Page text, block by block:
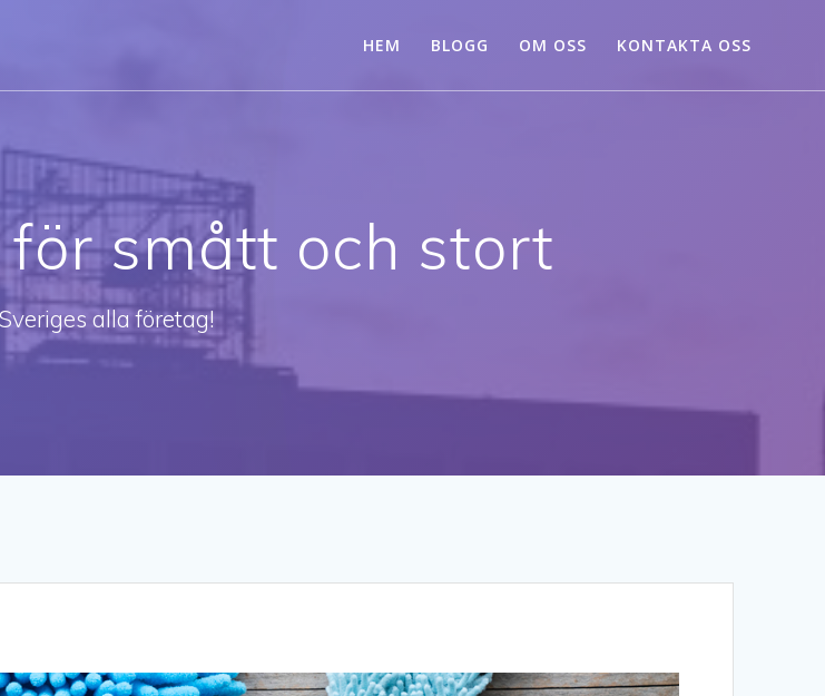
HEM BLOGG OM OSS KONTAKTA OSS
smått och stort
alla företag!